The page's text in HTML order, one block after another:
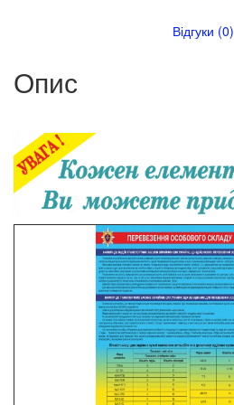
Відгуки (0)
Опис